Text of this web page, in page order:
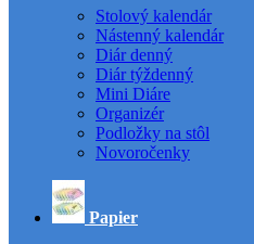
Stolový kalendár
Nástenný kalendár
Diár denný
Diár týždenný
Mini Diáre
Organizér
Podložky na stôl
Novoročenky
Papier